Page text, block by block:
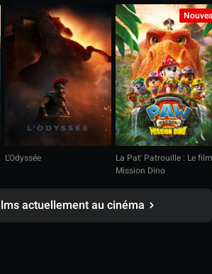
L'Odyssée
La Pat' Patrouille : Le film
Mission Dino
actuellement au cinéma